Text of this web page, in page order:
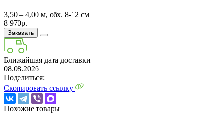
3,50 ‒ 4,00 м, обх. 8-12 см
8 970р.
Заказать
Ближайшая дата доставки
08.08.2026
Поделиться:
Скопировать ссылку
Похожие товары